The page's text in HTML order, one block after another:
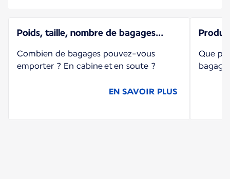
Poids, taille, nombre de bagages...
Combien de bagages pouvez-vous
emporter ? En cabine et en soute ?
EN SAVOIR PLUS
Que